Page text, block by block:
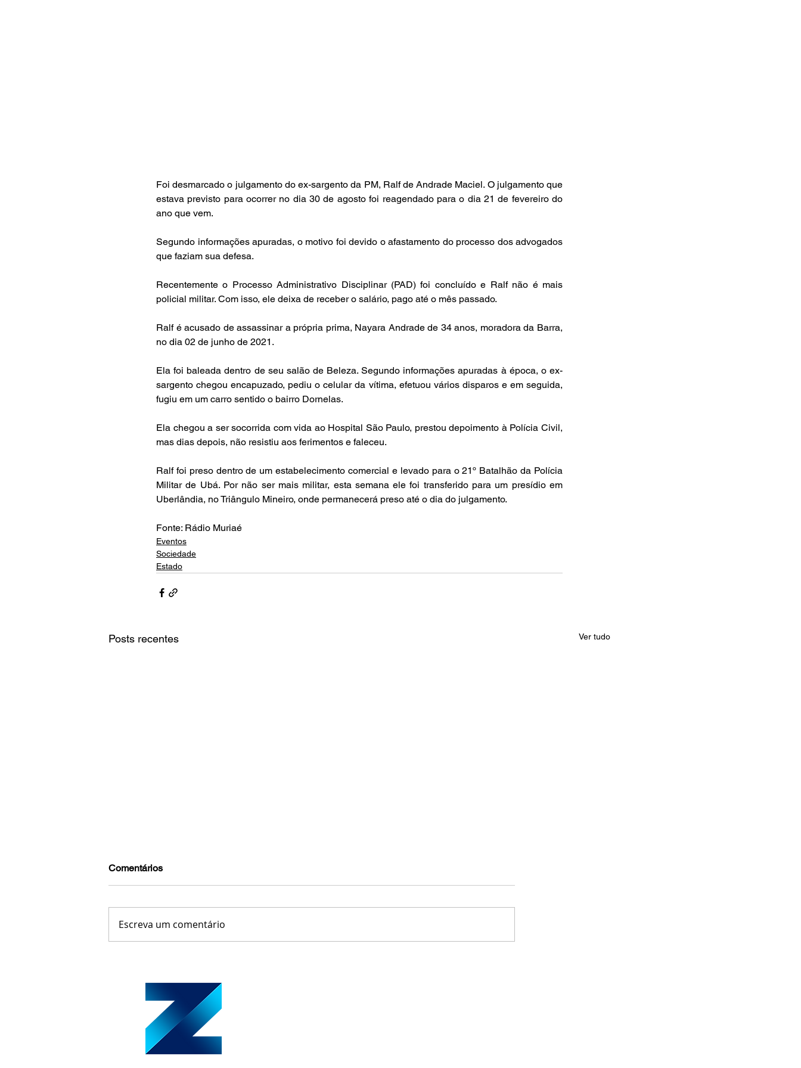
Foi desmarcado o julgamento do ex-sargento da PM, Ralf de Andrade Maciel. O julgamento que
estava previsto para ocorrer no dia 30 de agosto foi reagendado para o dia 21 de fevereiro do
ano que vem.
Segundo informações apuradas, o motivo foi devido o afastamento do processo dos advogados
que faziam sua defesa.
Recentemente o Processo Administrativo Disciplinar (PAD) foi concluído e Ralf não é mais
policial militar. Com isso, ele deixa de receber o salário, pago até o mês passado.
Ralf é acusado de assassinar a própria prima, Nayara Andrade de 34 anos, moradora da Barra,
no dia 02 de junho de 2021.
Ela foi baleada dentro de seu salão de Beleza. Segundo informações apuradas à época, o ex-
sargento chegou encapuzado, pediu o celular da vítima, efetuou vários disparos e em seguida,
fugiu em um carro sentido o bairro Dornelas.
Ela chegou a ser socorrida com vida ao Hospital São Paulo, prestou depoimento à Polícia Civil,
mas dias depois, não resistiu aos ferimentos e faleceu.
Ralf foi preso dentro de um estabelecimento comercial e levado para o 21º Batalhão da Polícia
Militar de Ubá. Por não ser mais militar, esta semana ele foi transferido para um presídio em
Uberlândia, no Triângulo Mineiro, onde permanecerá preso até o dia do julgamento.
Fonte: Rádio Muriaé
Eventos
Sociedade
Estado
Posts recentes Ver tudo
Cadastro Escolar 2025: prazo para
inscrições na rede pública de ensino de
Minas Gerais vai até 1º/11
Comentários
Escreva um comentário